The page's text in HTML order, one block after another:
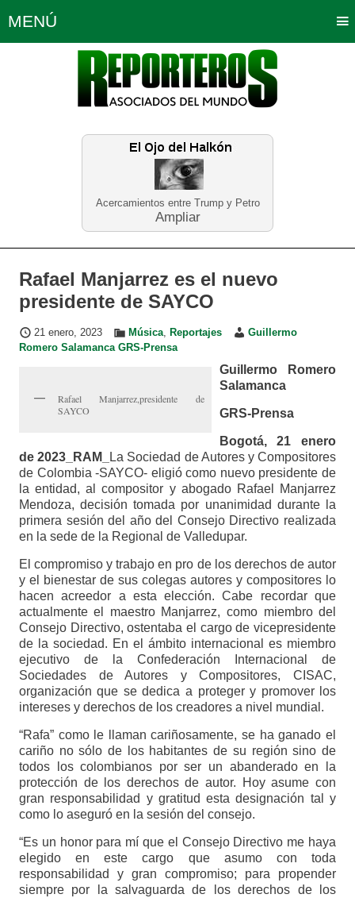
Acercamientos entre Trump y Petro
Ampliar
MENÚ
Política Opinión Bogotá
Planeta Tierra Deportes
Educación Neira
Rafael Manjarrez es el nuevo
presidente de SAYCO
21 enero, 2023 Música, Reportajes
Guillermo
Romero Salamanca GRS-Prensa
Rafael Manjarrez,presidente de
SAYCO
Guillermo Romero
Salamanca
GRS-Prensa
Bogotá, 21 enero
de 2023_RAM_
La Sociedad de Autores y Compositores
de Colombia -SAYCO- eligió como nuevo presidente de
la entidad, al compositor y abogado Rafael Manjarrez
Mendoza, decisión tomada por unanimidad durante la
primera sesión del año del Consejo Directivo realizada
en la sede de la Regional de Valledupar.
El compromiso y trabajo en pro de los derechos de autor
y el bienestar de sus colegas autores y compositores lo
hacen acreedor a esta elección. Cabe recordar que
actualmente el maestro Manjarrez, como miembro del
Consejo Directivo, ostentaba el cargo de vicepresidente
de la sociedad. En el ámbito internacional es miembro
ejecutivo de la Confederación Internacional de
Sociedades de Autores y Compositores, CISAC,
organización que se dedica a proteger y promover los
intereses y derechos de los creadores a nivel mundial.
“Rafa” como le llaman cariñosamente, se ha ganado el
cariño no sólo de los habitantes de su región sino de
todos los colombianos por ser un abanderado en la
protección de los derechos de autor. Hoy asume con
gran responsabilidad y gratitud esta designación tal y
como lo aseguró en la sesión del consejo.
“Es un honor para mí que el Consejo Directivo me haya
elegido en este cargo que asumo con toda
responsabilidad y gran compromiso; para propender
siempre por la salvaguarda de los derechos de los